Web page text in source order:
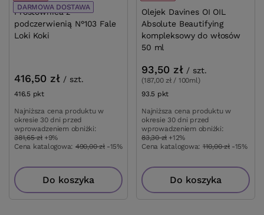
Prostownica z podczerwienią N°103 Fale
Loki Koki
416.5pktpunktów
Najniższa cena produktu w okresie 30 dni przed
wprowadzeniem obniżki:
+9%
Cena katalogowa:
490,00 zł
Do koszyka
Olejek Davines
Beautifying
ml
(187,00 zł / 100ml)
93.5
wprowadzeniem
Cena katalogowa: